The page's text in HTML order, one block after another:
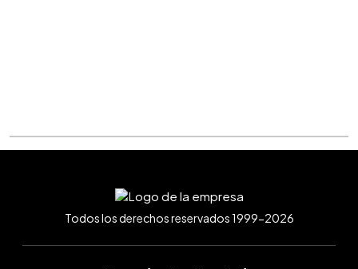
Todos los derechos reservados 1999-2026